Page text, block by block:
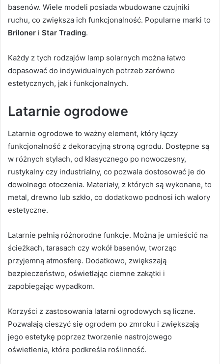
basenów. Wiele modeli posiada wbudowane czujniki
ruchu, co zwiększa ich funkcjonalność. Popularne marki to
Briloner i Star Trading.
Każdy z tych rodzajów lamp solarnych można łatwo
dopasować do indywidualnych potrzeb zarówno
estetycznych, jak i funkcjonalnych.
Latarnie ogrodowe
Latarnie ogrodowe to ważny element, który łączy
funkcjonalność z dekoracyjną stroną ogrodu. Dostępne są
w różnych stylach, od klasycznego po nowoczesny,
rustykalny czy industrialny, co pozwala dostosować je do
dowolnego otoczenia. Materiały, z których są wykonane, to
metal, drewno lub szkło, co dodatkowo podnosi ich walory
estetyczne.
Latarnie pełnią różnorodne funkcje. Można je umieścić na
ścieżkach, tarasach czy wokół basenów, tworząc
przyjemną atmosferę. Dodatkowo, zwiększają
bezpieczeństwo, oświetlając ciemne zakątki i
zapobiegając wypadkom.
Korzyści z zastosowania latarni ogrodowych są liczne.
Pozwalają cieszyć się ogrodem po zmroku i zwiększają
jego estetykę poprzez tworzenie nastrojowego
oświetlenia, które podkreśla roślinność.